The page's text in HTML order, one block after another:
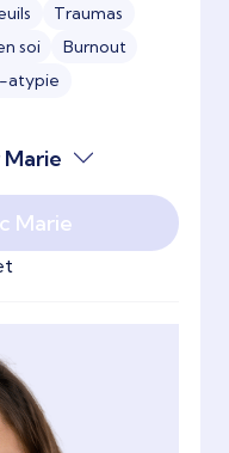
Traumas
soi
Burnout
atypie
Marie
Marie